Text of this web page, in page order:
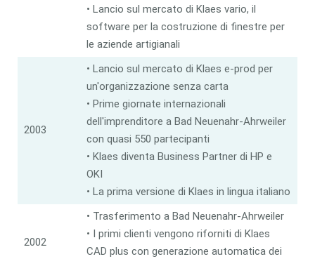
• Lancio sul mercato di Klaes vario, il
software per la costruzione di finestre per
le aziende artigianali
2003
• Lancio sul mercato di Klaes e-prod per
un'organizzazione senza carta
• Prime giornate internazionali
dell'imprenditore a Bad Neuenahr-Ahrweiler
con quasi 550 partecipanti
• Klaes diventa Business Partner di HP e
OKI
• La prima versione di Klaes in lingua italiano
2002
• Trasferimento a Bad Neuenahr-Ahrweiler
• I primi clienti vengono riforniti di Klaes
CAD plus con generazione automatica dei